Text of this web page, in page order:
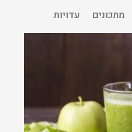
מתכונים עדויות